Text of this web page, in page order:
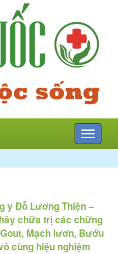
Mở
menu
y Đỗ Lương Thiện –
chữa trị các chững
Mạch lươn, Bướu
cùng hiệu nghiệm